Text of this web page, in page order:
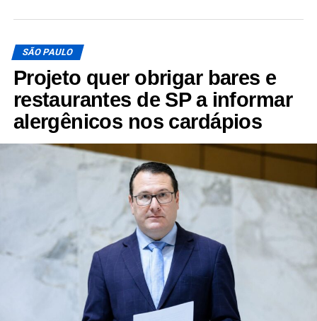
SÃO PAULO
Projeto quer obrigar bares e
restaurantes de SP a informar
alergênicos nos cardápios